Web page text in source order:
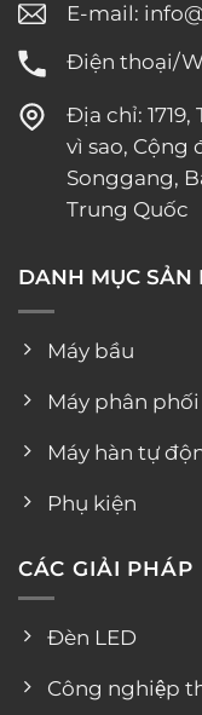
E-mail:
Điện thoại/
Địa chỉ:
vì sao, Cộng
Songgang,
Trung Quốc
DANH MỤC SẢN
Máy bầu
Máy phân
Máy hàn tự
Phụ kiện
CÁC GIẢI PHÁP
Đèn LED
Công nghiệp